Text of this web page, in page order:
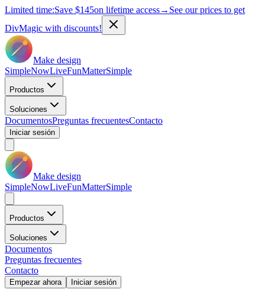
Limited time:Save $145on lifetime access→ See our prices to get
DivMagic with discounts!
Make design
SimpleNowLiveFunMatterSimple
Productos
Soluciones
DocumentosPreguntas frecuentesContacto
Iniciar sesión
Make design
SimpleNowLiveFunMatterSimple
Productos
Soluciones
Documentos
Preguntas frecuentes
Contacto
Empezar ahora Iniciar sesión